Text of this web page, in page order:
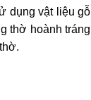
dụng vật liệu gỗ
thờ hoành tráng